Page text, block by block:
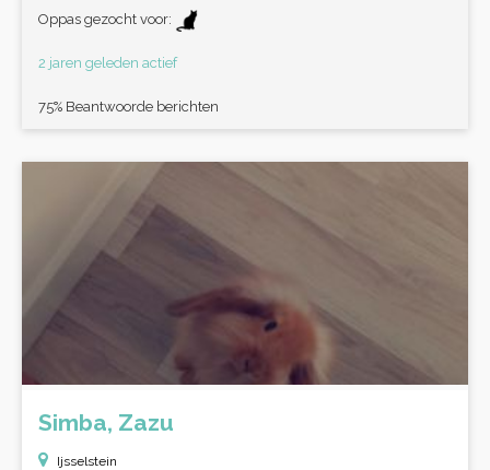
Oppas gezocht voor:
2 jaren geleden actief
75% Beantwoorde berichten
Simba, Zazu
Ijsselstein